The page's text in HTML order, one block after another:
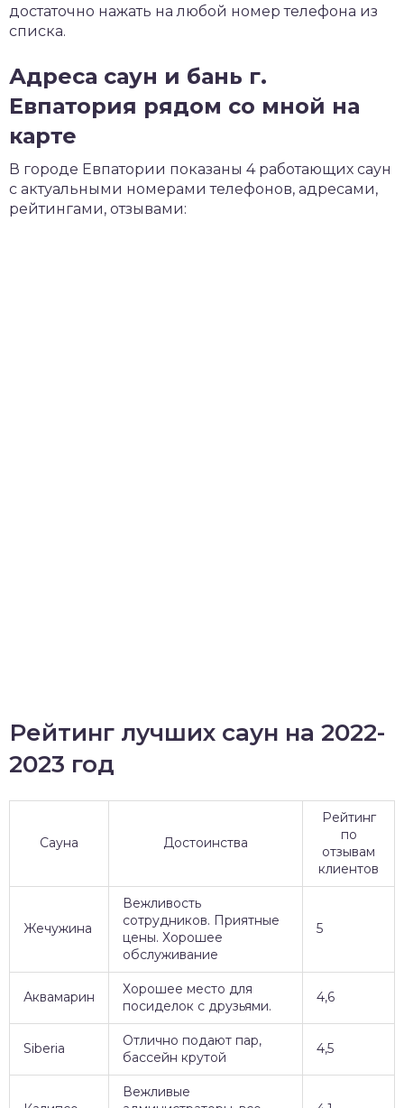
достаточно нажать на любой номер телефона из
списка.
Адреса саун и бань г.
Евпатория рядом со мной на
карте
В городе Евпатории показаны 4 работающих саун
с актуальными номерами телефонов, адресами,
рейтингами, отзывами:
Рейтинг лучших саун на 2022-
2023 год
Сауна Достоинства
Рейтинг
по
отзывам
клиентов
Жечужина
Вежливость
сотрудников. Приятные
цены. Хорошее
обслуживание
5
Аквамарин
Хорошее место для
посиделок с друзьями.
4,6
Siberia
Отлично подают пар,
бассейн крутой
4,5
Вежливые